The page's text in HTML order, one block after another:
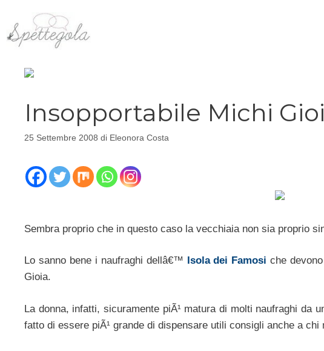
contenuto
Insopportabile Michi
25 Settembre 2008 di Eleonora Costa
Sembra proprio che in questo caso la vecchiaia non sia proprio
Lo sanno bene i naufraghi dellâ€™ Isola dei Famosi che
Gioia.
La donna, infatti, sicuramente piÃ¹ matura di molti naufraghi da
fatto di essere piÃ¹ grande di dispensare utili consigli anche a chi